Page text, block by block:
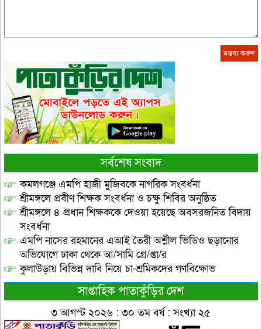
সর্বশেষ সংবাদ
কমলগঞ্জে এমপি হাজী মুজিবকে নাগরিক সংবর্ধনা
শ্রীমঙ্গলে প্রবীণ শিক্ষক সংবর্ধনা ও চক্ষু শিবির অনুষ্ঠিত
শ্রীমঙ্গলে ৪ প্রধান শিক্ষককে দেওয়া হয়েছে অবসরজনিত বিদায়
সংবর্ধনা
এমপি নাসের রহমানের এআই তৈরী অশ্লীল ভিডিও ছড়ানোর
অভিযোগে ঢাকা থেকে আ/সামি গ্রে/প্তা/র
কুলাউড়ায় বিভিন্ন দাবি নিয়ে চা-শ্রমিকদের গণবিক্ষোভ
সাপ্তাহিক পাতাকুঁড়ির দেশ
৩ আগস্ট ২০২৬ : ৩০ তম বর্ষ : সংখ্যা ২৫